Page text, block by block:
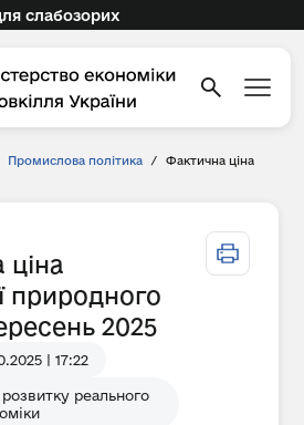
слабозорих
Промислова політика /
Фактична ціна
ціна
природного
2025
| 17:22
реального